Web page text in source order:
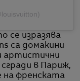
се изразява
са домакини
артистични
в Париж,
френската